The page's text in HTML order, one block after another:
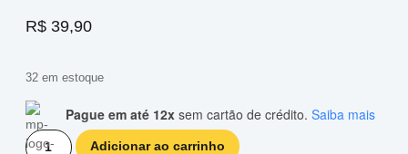
R$ 39,90
32 em estoque
Pague em até 12x sem cartão de crédito. Saiba mais
Adicionar ao carrinho